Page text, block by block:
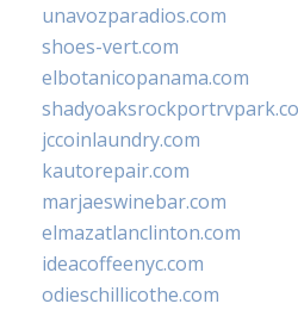
unavozparadios.com
shoes-vert.com
elbotanicopanama.com
jccoinlaundry.com
kautorepair.com
marjaeswinebar.com
elmazatlanclinton.com
ideacoffeenyc.com
odieschillicothe.com